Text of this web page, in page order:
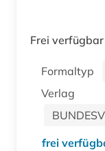
Frei verfügbar
Formaltyp
Verlag
frei